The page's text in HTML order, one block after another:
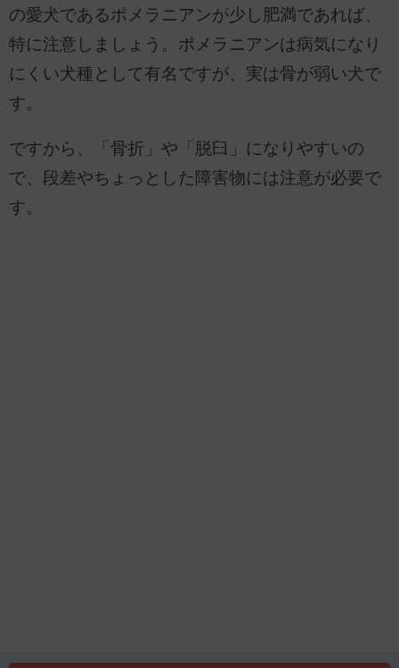
の愛犬であるポメラニアンが少し肥満であれば、
特に注意しましょう。ポメラニアンは病気になり
にくい犬種として有名ですが、実は骨が弱い犬で
す。
ですから、「骨折」や「脱臼」になりやすいの
で、段差やちょっとした障害物には注意が必要で
す。